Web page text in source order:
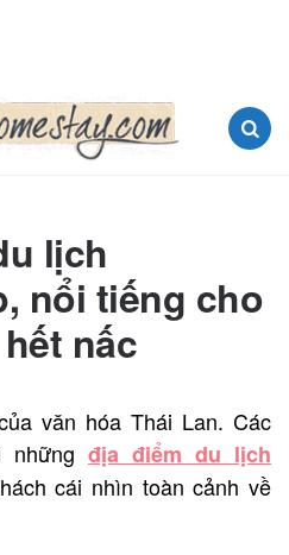
lịch
nổi tiếng cho
nấc
văn hóa Thái Lan. Các
địa điểm du lịch
cái nhìn toàn cảnh về